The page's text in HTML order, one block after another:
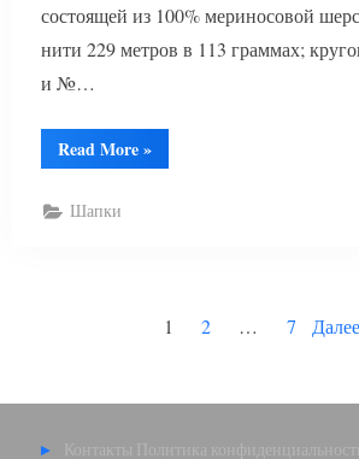
состоящей из 100% мериносовой
нити 229 метров в 113 граммах;
и №…
Read More“Шапка
с
»
Шапки
1 2 … 7 Далее
Контакты Политика конфиденциальности